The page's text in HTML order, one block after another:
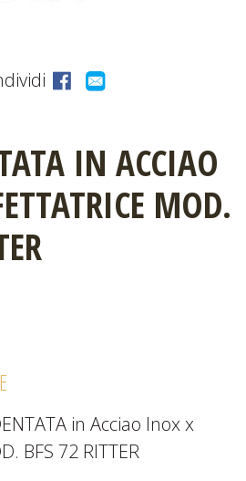
IN ACCIAO
MOD.
in Acciao Inox x
BFS 72 RITTER